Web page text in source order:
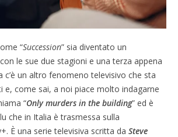
“Succession” sia diventato un
le sue due stagioni e una terza appena
c’è un altro fenomeno televisivo che sta
e, come sai, a noi piace molto indagarne
“Only murders in the building” ed è
che in Italia è trasmessa sulla
È una serie televisiva scritta da Steve